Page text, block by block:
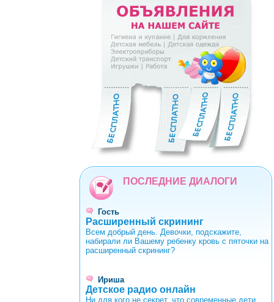
0123456789
ПОСЛЕДНИЕ ДИАЛОГИ
Гость
Расширенный скрининг
Всем добрый день. Девочки, подскажите,
набирали ли Вашему ребенку кровь с пяточки на
расширенный скрининг?
Ириша
Детское радио онлайн
Ни для кого не секрет, что современные дети